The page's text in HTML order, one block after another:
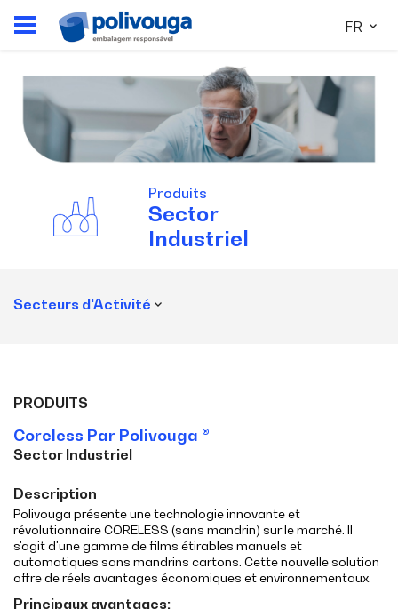
FR
Produits
Sector
Industriel
Secteurs d'Activité
PRODUITS
Coreless Par Polivouga ®
Sector Industriel
Description
Polivouga présente une technologie innovante et
révolutionnaire CORELESS (sans mandrin) sur le marché. Il
s'agit d'une gamme de films étirables manuels et
automatiques sans mandrins cartons. Cette nouvelle solution
offre de réels avantages économiques et environnementaux.
Principaux avantages: